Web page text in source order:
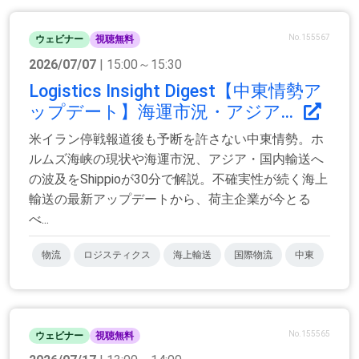
ウェビナー 視聴無料 No.155567
2026/07/07 | 15:00～15:30
Logistics Insight Digest【中東情勢ア
ップデート】海運市況・アジア...
米イラン停戦報道後も予断を許さない中東情勢。ホ
ルムズ海峡の現状や海運市況、アジア・国内輸送へ
の波及をShippioが30分で解説。不確実性が続く海上
輸送の最新アップデートから、荷主企業が今とる
べ...
物流 ロジスティクス 海上輸送 国際物流 中東
ウェビナー 視聴無料 No.155565